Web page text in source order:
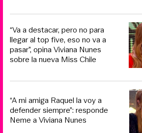
“Va a destacar, pero no para
llegar al top five, eso no va a
pasar”, opina Viviana Nunes
sobre la nueva Miss Chile
“A mi amiga Raquel la voy a
defender siempre”: responde
Neme a Viviana Nunes